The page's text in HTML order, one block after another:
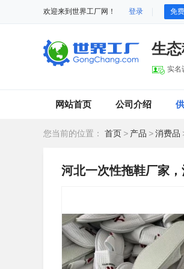
欢迎来到世界工厂网！ 登录 免
生
实名
网站首页 公司介绍
您当前的位置： 首页 > 产品 >消费品
河北一次性拖鞋厂家